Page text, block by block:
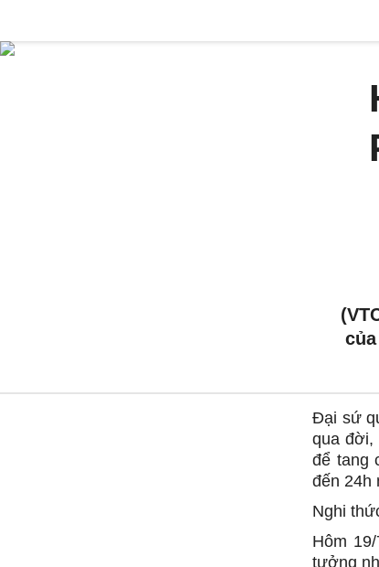
Đại sứ
qua đời,
để tang
đến 24h
Nghi
Hôm
tưởng